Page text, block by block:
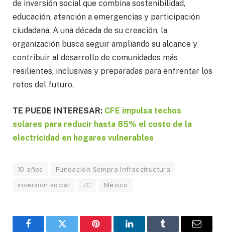
de inversión social que combina sostenibilidad,
educación, atención a emergencias y participación
ciudadana. A una década de su creación, la
organización busca seguir ampliando su alcance y
contribuir al desarrollo de comunidades más
resilientes, inclusivas y preparadas para enfrentar los
retos del futuro.
TE PUEDE INTERESAR: CFE impulsa techos
solares para reducir hasta 85% el costo de la
electricidad en hogares vulnerables
10 años
Fundación Sempra Infraestructura
inversión social
JC México
FacebookTwitter Pinterest LinkedInTumblr Email